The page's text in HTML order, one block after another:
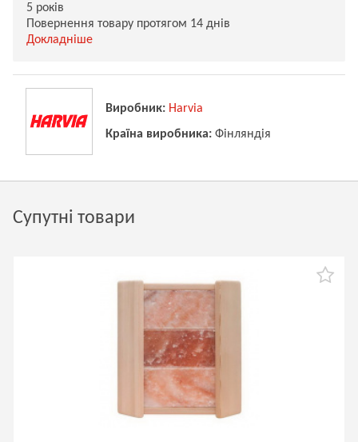
5 років
Повернення товару протягом 14 днів
Докладніше
Виробник: Harvia
Країна виробника: Фінляндія
Супутні товари